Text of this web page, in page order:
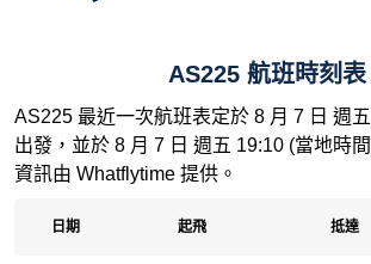
AS225 航班時刻表
AS225 最近一次航班表定於 8 月 7 日 週
出發，並於 8 月 7 日 週五 19:10 (當地時
資訊由 Whatflytime 提供。
日期 起飛 抵達